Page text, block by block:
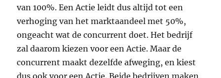
van 100%. Een Actie leidt dus altijd tot een
verhoging van het marktaandeel met 50%,
ongeacht wat de concurrent doet. Het bedrijf
zal daarom kiezen voor een Actie. Maar de
concurrent maakt dezelfde afweging, en kiest